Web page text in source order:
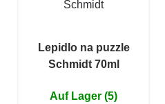
Schmidt
Lepidlo na puzzle
Schmidt 70ml
Auf Lager (5)